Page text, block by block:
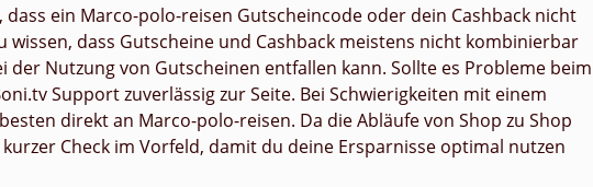
ein Marco-polo-reisen Gutscheincode oder dein Cashback nicht
wissen, dass Gutscheine und Cashback meistens nicht kombinierbar
der Nutzung von Gutscheinen entfallen kann. Sollte es Probleme beim
Support zuverlässig zur Seite. Bei Schwierigkeiten mit einem
direkt an Marco-polo-reisen. Da die Abläufe von Shop zu Shop
Check im Vorfeld, damit du deine Ersparnisse optimal nutzen